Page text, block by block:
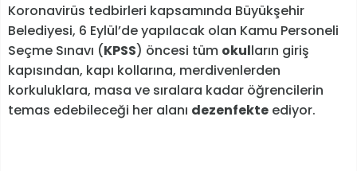
Koronavirüs tedbirleri kapsamında Büyükşehir
Belediyesi, 6 Eylül’de yapılacak olan Kamu Personeli
Seçme Sınavı (KPSS) öncesi tüm okulların giriş
kapısından, kapı kollarına, merdivenlerden
korkuluklara, masa ve sıralara kadar öğrencilerin
temas edebileceği her alanı dezenfekte ediyor.